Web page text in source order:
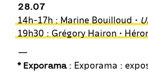
28.07
14h-17h : Marine Bouilloud •
19h30 : Grégory Hairon •
—
* Exporama : Exporama :